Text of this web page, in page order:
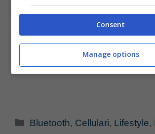
Categorie
Bluetooth, Cellulari, Lifestyle,
Consent
Manage options